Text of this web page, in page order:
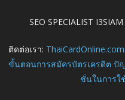
SEO SPECIALIST I3SIAM
ติดต่อเรา:
ขั้นตอนการสมัครบัตรเครดิต ปั
ชั่นในการใ